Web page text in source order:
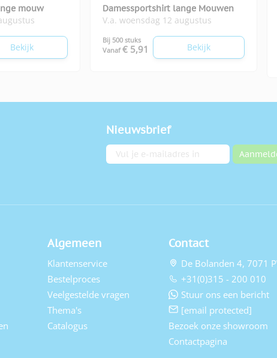
mouw
Bekijk
Damessportshirt lange Mouwen
V.a. woensdag 12 augustus
Bij 500 stuks
Vanaf € 5,91 Bekijk
Nieuwsbrief
E-mailadres
Algemeen
Klantenservice
Bestelproces
Veelgestelde vragen
Thema's
Catalogus
Contact
De Bolanden 4, 7071
+31(0)315 - 200 010
Stuur ons een bericht
[email protected]
Bezoek onze showroom
Contactpagina